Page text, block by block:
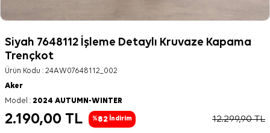
Siyah 7648112 İşleme Detaylı Kruvaze Kapama
Trençkot
Ürün Kodu : 24AW07648112_002
Aker
Model : 2024 AUTUMN-WINTER
2.190,00 TL %82 İndirim 12.299,90TL